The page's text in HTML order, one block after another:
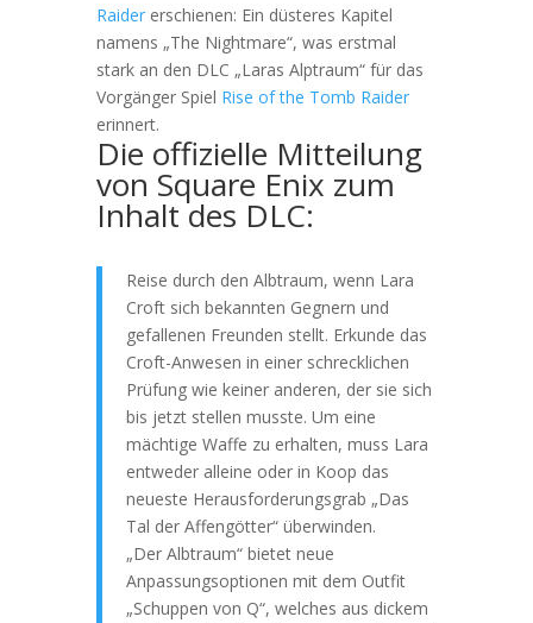
Raidererschienen: Ein düsteres Kapitel
namens „The Nightmare“, was erstmal
stark an den DLC „Laras Alptraum“ für das
Vorgänger Spiel Rise of the Tomb Raider
erinnert.
Die offizielle Mitteilung
von Square Enix zum
Inhalt des DLC:
Reise durch den Albtraum, wenn Lara
Croft sich bekannten Gegnern und
gefallenen Freunden stellt. Erkunde das
Croft-Anwesen in einer schrecklichen
Prüfung wie keiner anderen, der sie sich
bis jetzt stellen musste. Um eine
mächtige Waffe zu erhalten, muss Lara
entweder alleine oder in Koop das
neueste Herausforderungsgrab „Das
Tal der Affengötter“ überwinden.
„Der Albtraum“ bietet neue
Anpassungsoptionen mit dem Outfit
„Schuppen von Q“, welches aus dickem